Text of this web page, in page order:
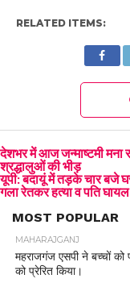
RELATED ITEMS:
देशभर में आज जन्माष्टमी मना
श्रद्धालुओं की भीड़
यूपी: बदायूं में तड़के चार बजे
गला रेतकर हत्या व पति घायल
MOST POPULAR
MAHARAJGANJ
महराजगंज एसपी ने बच्चों
को प्रेरित किया।